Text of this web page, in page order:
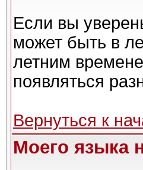
Если вы
может быть в
летним
появляться
Вернуться к
Моего языка